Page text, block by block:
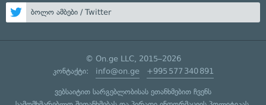
ბოლო ამბები / Twitter
© On.ge LLC, 2015–2026
კონტაქტი: info@on.ge +995 577 340 891
ვებსაიტით სარგებლობისას ეთანხმებით ჩვენს